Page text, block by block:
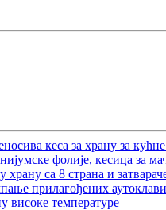
кеса за храну за
фолије, кесица за
храну са 8 страна и
прилагођених
високе температуре